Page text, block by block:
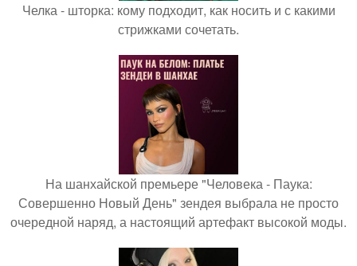
Челка - шторка: кому подходит, как носить и с какими
стрижками сочетать.
На шанхайской премьере "Человека - Паука:
Совершенно Новый День" зендея выбрала не просто
очередной наряд, а настоящий артефакт высокой моды.